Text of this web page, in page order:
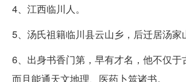
4、江西临川人。
5、汤氏祖籍临川县云山乡，后迁居汤家
6、出身书香门第，早有才名，他不仅于
而且能通天文地理、医药卜筮诸书。